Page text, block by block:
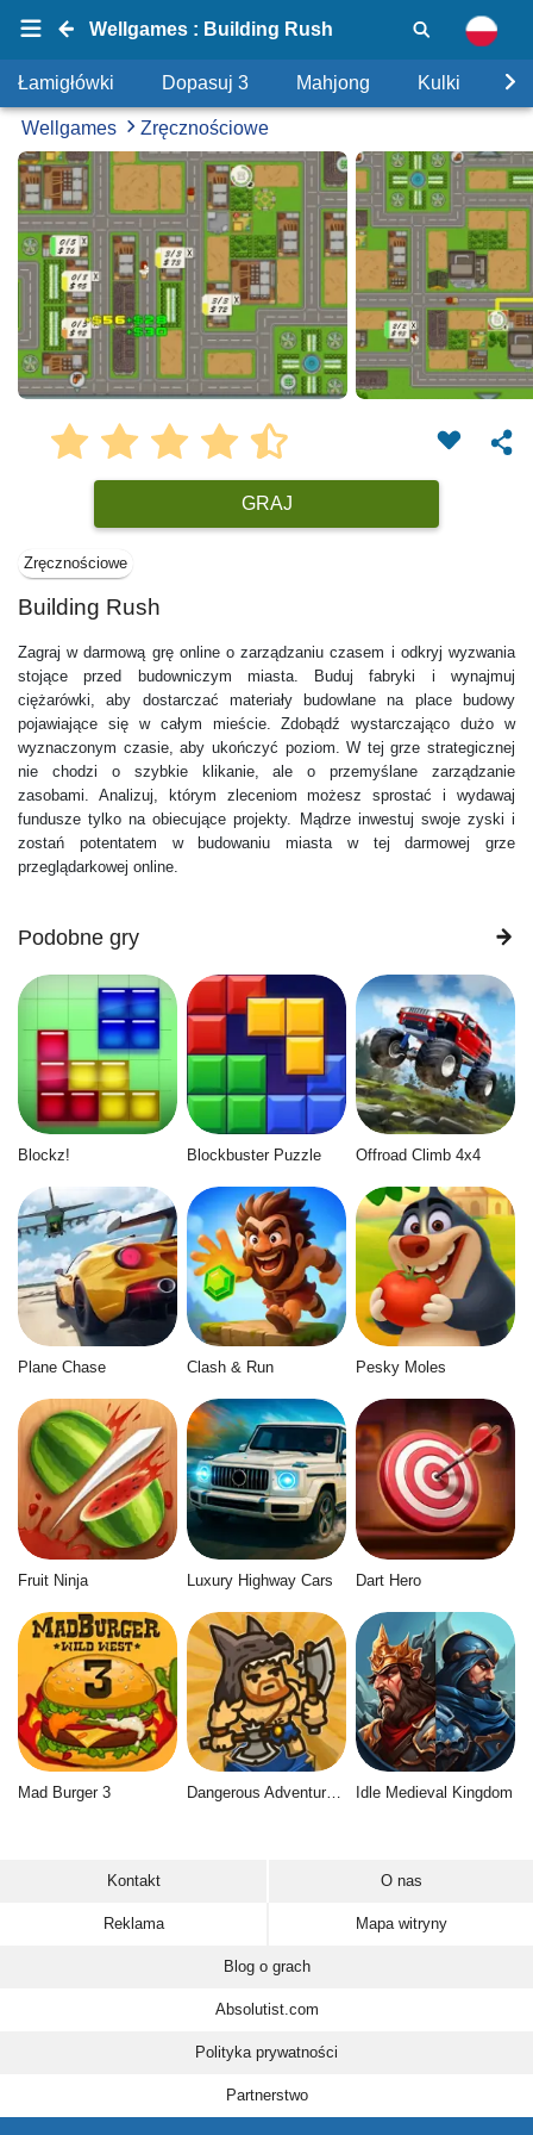
Wellgames : Building Rush
Łamigłówki Dopasuj 3 Mahjong Kulki
Wellgames Zręcznościowe
GRAJ
Zręcznościowe
Building Rush
Zagraj w darmową grę online o zarządzaniu czasem i odkryj wyzwania
stojące przed budowniczym miasta. Buduj fabryki i wynajmuj
ciężarówki, aby dostarczać materiały budowlane na place budowy
pojawiające się w całym mieście. Zdobądź wystarczająco dużo w
wyznaczonym czasie, aby ukończyć poziom. W tej grze strategicznej
nie chodzi o szybkie klikanie, ale o przemyślane zarządzanie
zasobami. Analizuj, którym zleceniom możesz sprostać i wydawaj
fundusze tylko na obiecujące projekty. Mądrze inwestuj swoje zyski i
zostań potentatem w budowaniu miasta w tej darmowej grze
przeglądarkowej online.
Podobne gry
Blockz! Blockbuster Puzzle Offroad Climb 4x4
Plane Chase Clash & Run Pesky Moles
Fruit Ninja Luxury Highway Cars Dart Hero
Mad Burger 3 Dangerous Adventure 2 Idle Medieval Kingdom
Kontakt O nas
Reklama Mapa witryny
Blog o grach
Absolutist.com
Polityka prywatności
Partnerstwo